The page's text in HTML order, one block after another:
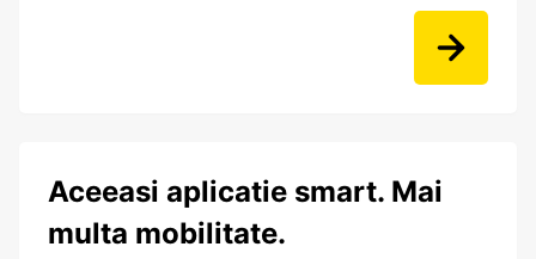
Aceeasi aplicatie smart. Mai
multa mobilitate.